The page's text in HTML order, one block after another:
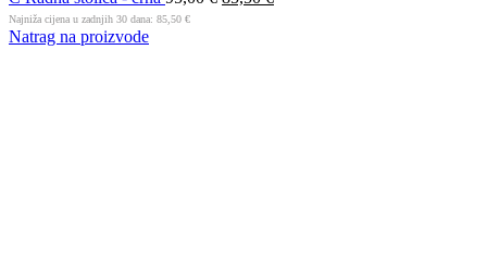
Najniža cijena u zadnjih 30 dana: 85,50 €
Natrag na proizvode